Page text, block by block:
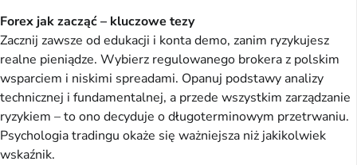
Forex jak zacząć – kluczowe tezy
Zacznij zawsze od edukacji i konta demo, zanim ryzykujesz
realne pieniądze. Wybierz regulowanego brokera z polskim
wsparciem i niskimi spreadami. Opanuj podstawy analizy
technicznej i fundamentalnej, a przede wszystkim zarządzanie
ryzykiem – to ono decyduje o długoterminowym przetrwaniu.
Psychologia tradingu okaże się ważniejsza niż jakikolwiek
wskaźnik.